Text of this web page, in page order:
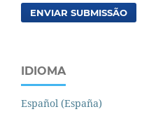
ENVIAR SUBMISSÃO
IDIOMA
Español (España)